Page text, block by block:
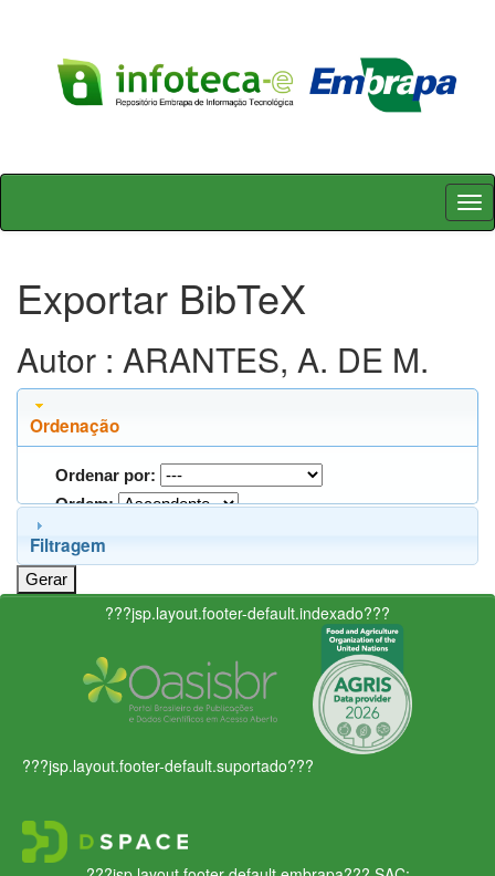
Skip
Exportar BibTeX
Autor : ARANTES, A. DE M.
Ordenação
Ordenar por:
Ordem:
Filtragem
???jsp.layout.footer-default.indexado???
???jsp.layout.footer-default.suportado???